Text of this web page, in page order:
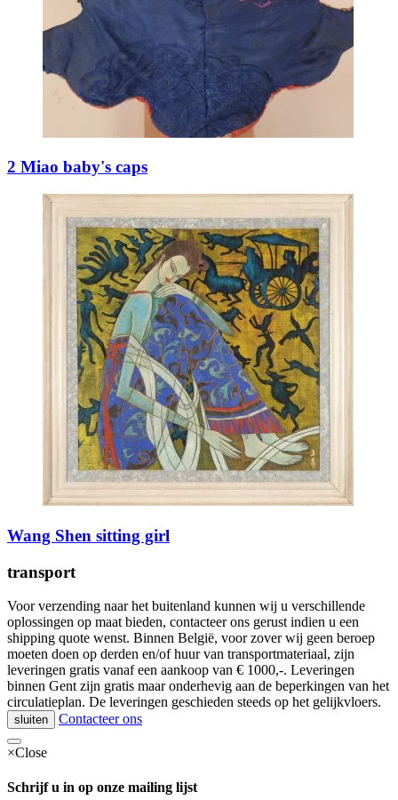
2 Miao baby's caps
Wang Shen sitting girl
transport
Voor verzending naar het buitenland kunnen wij u verschillende
oplossingen op maat bieden, contacteer ons gerust indien u een
shipping quote wenst. Binnen België, voor zover wij geen beroep
moeten doen op derden en/of huur van transportmateriaal, zijn
leveringen gratis vanaf een aankoop van € 1000,-. Leveringen
binnen Gent zijn gratis maar onderhevig aan de beperkingen van het
circulatieplan. De leveringen geschieden steeds op het gelijkvloers.
sluiten Contacteer ons
×Close
Schrijf u in op onze mailing lijst